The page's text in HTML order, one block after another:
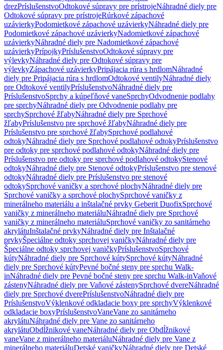
drezPríslušenstvoOdtokové súpravy pre prístrojeNáhradné diely pre
Odtokové súpravy pre prístrojeRúrkové zápachové
uzávierkyPodomietkové zápachové uzávierkyNáhradné diely pre
Podomietkové zápachové uzávierkyNadomietkové zápachové
uzávierkyNáhradné diely pre Nadomietkové zápachové
uzávierkyPrípojkyPríslušenstvoOdtokové súpravy pre
výlevkyNáhradné diely pre Odtokové súpravy pre
výlevkyZápachové uzávierkyPripájacia rúra s hrdlomNáhradné
diely pre Pripájacia rúra s hrdlomOdtokové ventilyNáhradné diely
pre Odtokové ventilyPríslušenstvoNáhradné diely pre
PríslušenstvoSprchy a kúpeľňové vaneSprchyOdvodnenie podlahy
pre sprchyNáhradné diely pre Odvodnenie podlahy pre
sprchySprchové žľabyNáhradné diely pre Sprchové
žľabyPríslušenstvo pre sprchové žľabyNáhradné diely pre
Príslušenstvo pre sprchové žľabySprchové podlahové
odtokyNáhradné diely pre Sprchové podlahové odtokyPríslušenstvo
pre odtoky pre sprchové podlahové odtokyNáhradné diely pre
Príslušenstvo pre odtoky pre sprchové podlahové odtokyStenové
odtokyNáhradné diely pre Stenové odtokyPríslušenstvo pre stenové
odtokyNáhradné diely pre Príslušenstvo pre stenové
odtokySprchové vaničky a sprchové plochyNáhradné diely pre
Sprchové vaničky a sprchové plochySprchové vaničky z
minerálneho materiálu a inštalačné prvky Geberit DuofixSprchové
vaničky z minerálneho materiáluNáhradné diely pre Sprchové
vaničky z minerálneho materiáluSprchové vaničky zo sanitárneho
akrylátuInštalačné prvkyNáhradné diely pre Inštalačné
prvkyŠpeciálne odtoky sprchovej vaničkyNáhradné diely pre
Špeciálne odtoky sprchovej vaničkyPríslušenstvoSprchové
kútyNáhradné diely pre Sprchové kútySprchové kútyNáhradné
diely pre Sprchové kútyPevné bočné steny pre sprchu Walk-
inNáhradné diely pre Pevné bočné steny pre sprchu Walk-inVaňové
zástenyNáhradné diely pre Vaňové zástenySprchové dvereNáhradné
diely pre Sprchové dverePríslušenstvoNáhradné diely pre
PríslušenstvoVýklenkové odkladacie boxy pre sprchyVýklenkové
odkladacie boxyPríslušenstvoVaneVane zo sanitárneho
akrylátuNáhradné diely pre Vane zo sanitárneho
akrylátuObdĺžnikové vaneNáhradné diely pre Obdĺžnikové
vaneVane z minerálneho materiáluNáhradné diely pre Vane z
minerálneho materiáluDetské vaničkyNáhradné diely pre Detské